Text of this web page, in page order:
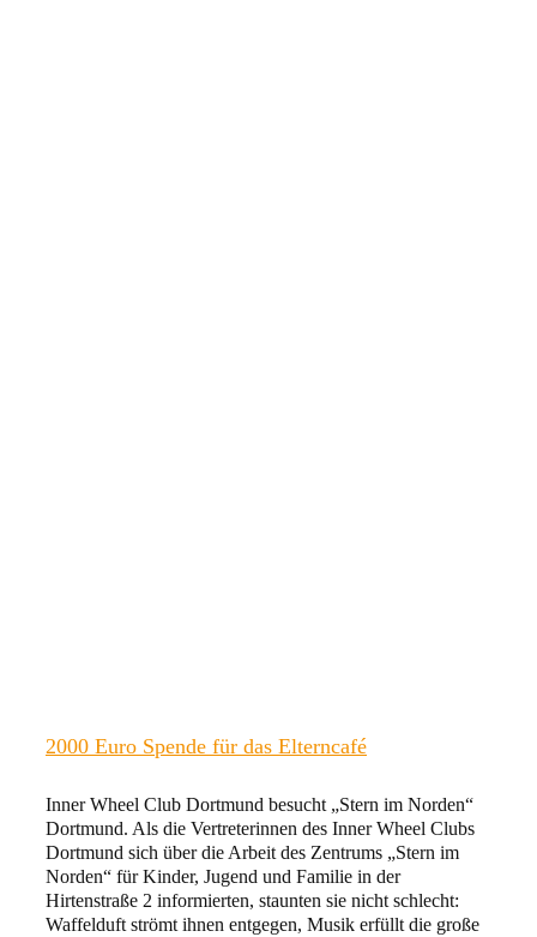
2000 Euro Spende für das Elterncafé
Inner Wheel Club Dortmund besucht „Stern im Norden“
Dortmund. Als die Vertreterinnen des Inner Wheel Clubs
Dortmund sich über die Arbeit des Zentrums „Stern im
Norden“ für Kinder, Jugend und Familie in der
Hirtenstraße 2 informierten, staunten sie nicht schlecht:
Waffelduft strömt ihnen entgegen, Musik erfüllt die große